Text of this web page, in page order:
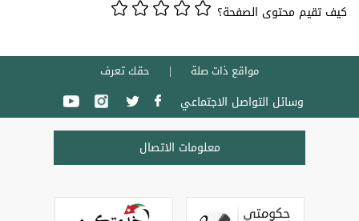
كيف تقيم محتوى الصفحة؟
مواقع ذات صلة حقك تعرف
وسائل التواصل الاجتماعي
معلومات الاتصال